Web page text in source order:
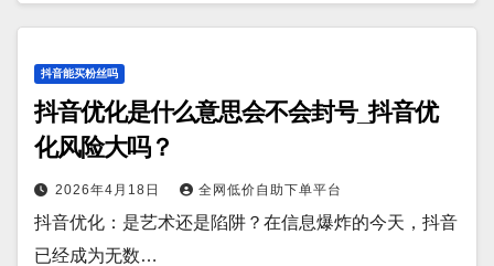
抖音能买粉丝吗
抖音优化是什么意思会不会封号_抖音优
化风险大吗？
2026年4月18日 全网低价自助下单平台
抖音优化：是艺术还是陷阱？在信息爆炸的今天，抖音
已经成为无数…